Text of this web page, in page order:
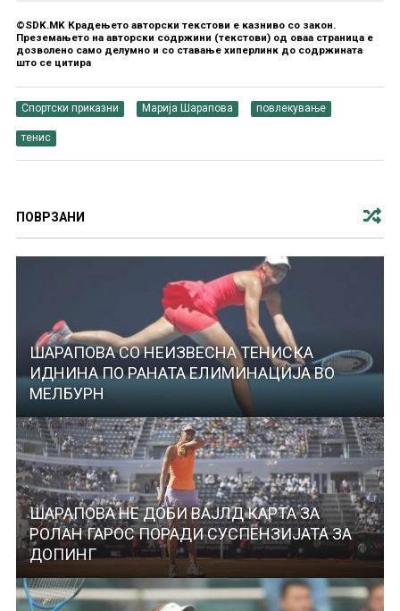
©SDK.MK Крадењето авторски текстови е казниво со закон.
Преземањето на авторски содржини (текстови) од оваа страница е
дозволено само делумно и со ставање хиперлинк до содржината
што се цитира
Спортски приказни Марија Шарапова повлекување
тенис
ПОВРЗАНИ
ШАРАПОВА СО НЕИЗВЕСНА ТЕНИСКА
ИДНИНА ПО РАНАТА ЕЛИМИНАЦИЈА ВО
МЕЛБУРН
ШАРАПОВА НЕ ДОБИ ВАЈЛД КАРТА ЗА
РОЛАН ГАРОС ПОРАДИ СУСПЕНЗИЈАТА ЗА
ДОПИНГ